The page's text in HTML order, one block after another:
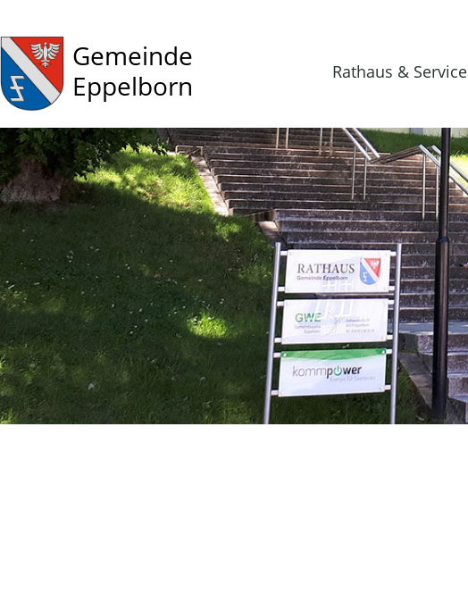
Gemeinde
Eppelborn
Rathaus & Service